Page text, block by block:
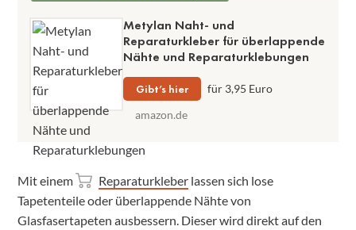
Metylan Naht- und
Reparaturkleber für überlappende
Nähte und Reparaturklebungen
Gibt’s hier
für 3,95 Euro
amazon.de
Mit einem Reparaturkleber lassen sich lose
Tapetenteile oder überlappende Nähte von
Glasfasertapeten ausbessern. Dieser wird direkt auf den